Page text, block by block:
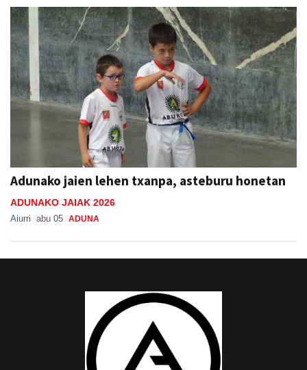
Adunako jaien lehen txanpa, asteburu honetan
ADUNAKO JAIAK 2026
Aiurri abu 05 ADUNA